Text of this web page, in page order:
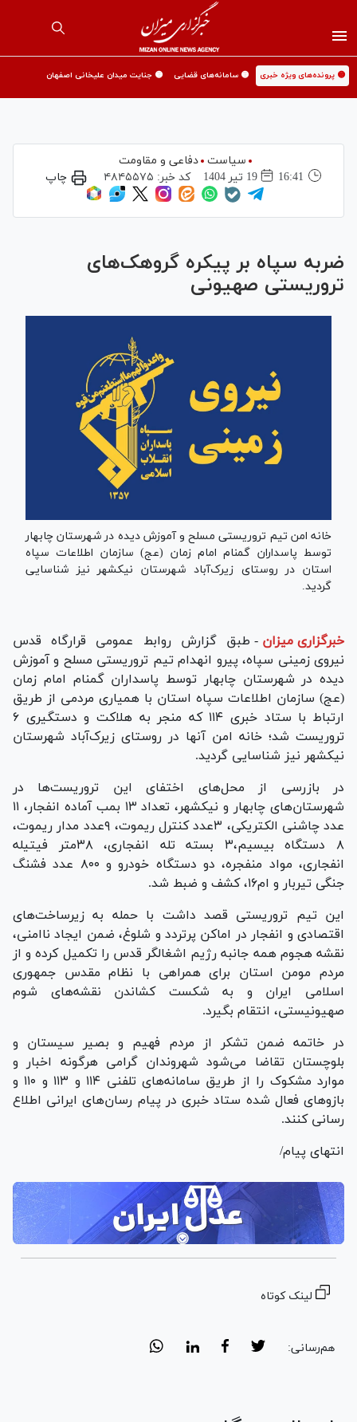
🟡 پرونده‌های ویژه خبری 🟡 سامانه‌های قضایی 🟡 جنایت میدان علیخانی اصفهان
سیاست
دفاعی و مقاومت
16:41
19 تير 1404 کد خبر: ۴۸۴۵۵۷۵ چاپ
ضربه سپاه بر پیکره گروهک‌های
تروریستی صهیونی
خانه امن تیم تروریستی مسلح و آموزش دیده در شهرستان چابهار
توسط پاسداران گمنام امام زمان (عج) سازمان اطلاعات سپاه
استان در روستای زیرک‌آباد شهرستان نیکشهر نیز شناسایی
گردید.
خبرگزاری میزان - طبق گزارش روابط عمومی قرارگاه قدس
نیروی زمینی سپاه، پیرو انهدام تیم تروریستی مسلح و آموزش
دیده در شهرستان چابهار توسط پاسداران گمنام امام زمان
(عج) سازمان اطلاعات سپاه استان با همیاری مردمی از طریق
ارتباط با ستاد خبری ۱۱۴ که منجر به هلاکت و دستگیری ۶
تروریست شد؛ خانه امن آنها در روستای زیرک‌آباد شهرستان
نیکشهر نیز شناسایی گردید.
در بازرسی از محل‌های اختفای این تروریست‌ها در
شهرستان‌های چابهار و نیکشهر، تعداد ۱۳ بمب آماده انفجار، ۱۱
عدد چاشنی الکتریکی، ۳عدد کنترل ریموت، ۹عدد مدار ریموت،
۸ دستگاه بیسیم،۳ بسته تله انفجاری، ۳۸متر فیتیله
انفجاری، مواد منفجره، دو دستگاه خودرو و ۸۰۰ عدد فشنگ
جنگی تیربار و ام۱۶، کشف و ضبط شد.
این تیم تروریستی قصد داشت با حمله به زیرساخت‌های
اقتصادی و انفجار در اماکن پرتردد و شلوغ، ضمن ایجاد ناامنی،
نقشه هجوم همه جانبه رژیم اشغالگر قدس را تکمیل کرده و از
مردم مومن استان برای همراهی با نظام مقدس جمهوری
اسلامی ایران و به شکست کشاندن نقشه‌های شوم
صهیونیستی، انتقام بگیرد.
در خاتمه ضمن تشکر از مردم فهیم و بصیر سیستان و
بلوچستان تقاضا می‌شود شهروندان گرامی هرگونه اخبار و
موارد مشکوک را از طریق سامانه‌های تلفنی ۱۱۴ و ۱۱۳ و ۱۱۰ و
بازو‌های فعال شده ستاد خبری در پیام رسان‌های ایرانی اطلاع
رسانی کنند.
انتهای پیام/
لینک کوتاه
هم‌رسانی: